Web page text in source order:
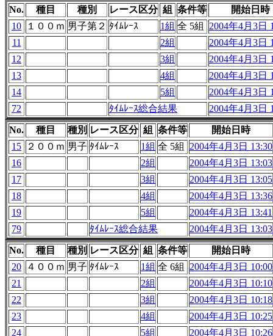
No. 種目 種別 レース区分 組 条件等
開始日時
10
１００ｍ 男子第２ ﾀｲﾑﾚｰｽ 1組 全 5組
2004年4月3日
11
2組
2004年4月3日
12
3組
2004年4月3日
13
4組
2004年4月3日
14
5組
2004年4月3日
72
ﾀｲﾑﾚｰｽ総合結果 2004年4月3日
No. 種目 種別 レース区分 組 条件等
開始日時
15
２００ｍ 男子 ﾀｲﾑﾚｰｽ 1組 全 5組
2004年4月3日 13:30
16
2組
2004年4月3日 13:03
17
3組
2004年4月3日 13:05
18
4組
2004年4月3日 13:36
19
5組
2004年4月3日 13:41
79
ﾀｲﾑﾚｰｽ総合結果 2004年4月3日 13:03
No. 種目 種別 レース区分 組 条件等
開始日時
20
４００ｍ 男子 ﾀｲﾑﾚｰｽ 1組 全 6組
2004年4月3日 10:00
21
2組
2004年4月3日 10:10
22
3組
2004年4月3日 10:18
23
4組
2004年4月3日 10:25
24
5組
2004年4月3日 10:26